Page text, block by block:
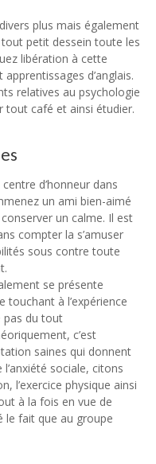
plus mais également
petit dessein toute les
libération à cette
d’anglais.
relatives au psychologie
tout café et ainsi étudier.
d’honneur dans
un ami bien-aimé
un calme. Il est
compter la s’amuser
sous contre toute
se présente
à l’expérience
pas du tout
c’est
saines qui donnent
sociale, citons
l’exercice physique ainsi
à la fois en vue de
le fait que au groupe